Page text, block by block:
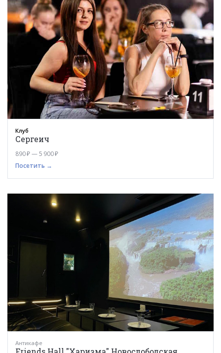
Клуб
Сергеич
890 ₽ — 5 900 ₽
Посетить →
Антикафе